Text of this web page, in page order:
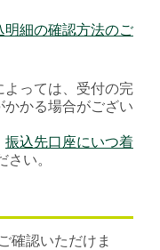
明細の確認方法のご
よっては、受付の完
かる場合がござい
振込先口座にいつ着
さい。
確認いただけま